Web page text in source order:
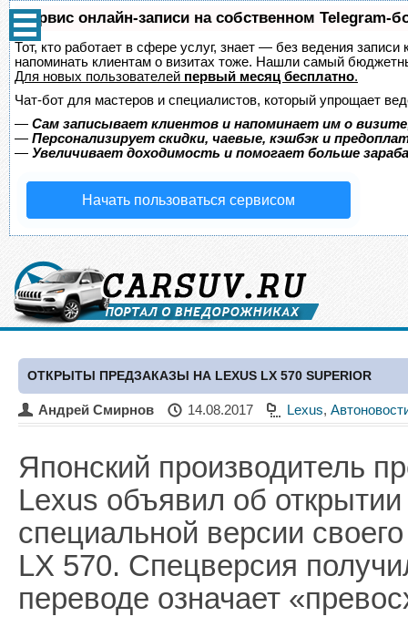
Сервис онлайн-записи на собственном Telegram-
Тот, кто работает в сфере услуг, знает — без ведения
напоминать клиентам о визитах тоже. Нашли самый
Для новых пользователей первый месяц бесплатно.
Чат-бот для мастеров и специалистов, который упрощает
— Сам записывает клиентов и напоминает им о
— Персонализирует скидки, чаевые, кэшбэк и
— Увеличивает доходимость и помогает больше
Начать пользоваться сервисом
ОТКРЫТЫ ПРЕДЗАКАЗЫ НА LEXUS LX 570 SUPERIOR
Андрей Смирнов 14.08.2017 Lexus,
Японский производитель
Lexus объявил об
специальной версии
LX 570. Спецверсия
переводе означает